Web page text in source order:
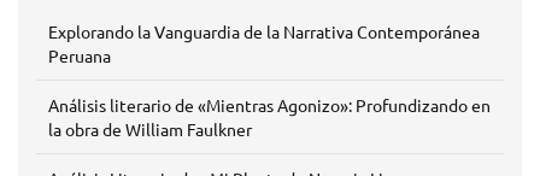
Explorando la Vanguardia de la Narrativa Contemporánea
Peruana
Análisis literario de «Mientras Agonizo»: Profundizando en
la obra de William Faulkner